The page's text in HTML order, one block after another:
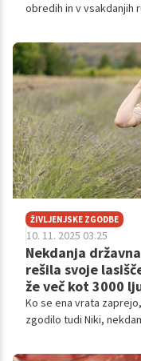
obredih in v vsakdanjih
učinkovin, ki so
medicino.
ŽIVLJENJSKE ZGODBE
10. 11. 2025 03.25
Nekdanja
rešila svoje
že več kot 3000
Ko se ena vrata
zgodilo tudi Niki,
profesionalnega